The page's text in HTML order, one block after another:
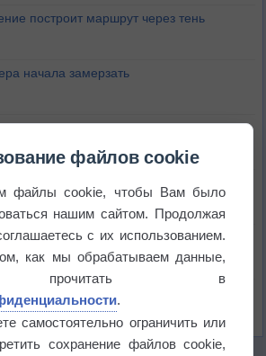
построит маршрут через тень
начала замерзать
обнаружены морские волны тепла
Екатеринбурге 6 августа
Краснодаре 6 августа
файлов cookie
файлы cookie, чтобы Вам было
нашим сайтом. Продолжая
с их использованием.
как мы обрабатываем данные,
прочитать в
.
самостоятельно ограничить или
сохранение файлов cookie,